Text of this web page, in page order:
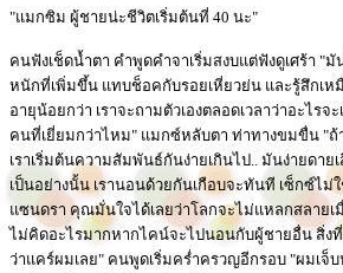
"แมกซิม ผู้ชายน่ะชีวิตเริ่มต้นที่ 40 นะ"
คนฟังเช็ดน้ำตา คำพูดคำจาเริ่มสงบแต่ฟังดูเศร้า "
หนักที่เพิ่มขึ้น แทบช็อคกับรอยเหี่ยวย่น และรู้สึกเห
อายุน้อยกว่า เราจะถามตัวเองตลอดเวลาว่าอะไร
คนที่เยี่ยมกว่าไหม" แมกซ์หลับตา ท่าทางขมขื่น "
เราเริ่มต้นความสัมพันธ์กันง่ายเกินไป.. มันง่ายด
เป็นอย่างนั้น เรานอนด้วยกันเกือบจะทันที เซ็กซ์ไม่
แซนดรา คุณมั่นใจได้เลยว่าโลกจะไม่แหลกสลาย
ไม่คิดอะไรมากหากไคน์จะไปนอนกับผู้ชายอื่น สิ่ง
ว่าแคร์ผมเลย" คนพูดเริ่มคร่ำครวญอีกรอบ "ผมเจ็